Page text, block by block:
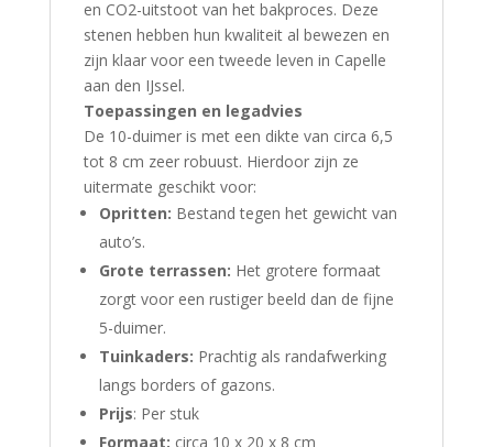
en CO2-uitstoot van het bakproces. Deze
stenen hebben hun kwaliteit al bewezen en
zijn klaar voor een tweede leven in Capelle
aan den IJssel.
Toepassingen en legadvies
De 10-duimer is met een dikte van circa 6,5
tot 8 cm zeer robuust. Hierdoor zijn ze
uitermate geschikt voor:
Opritten: Bestand tegen het gewicht van
auto’s.
Grote terrassen: Het grotere formaat
zorgt voor een rustiger beeld dan de fijne
5-duimer.
Tuinkaders: Prachtig als randafwerking
langs borders of gazons.
Prijs: Per stuk
Formaat: circa 10 x 20 x 8 cm